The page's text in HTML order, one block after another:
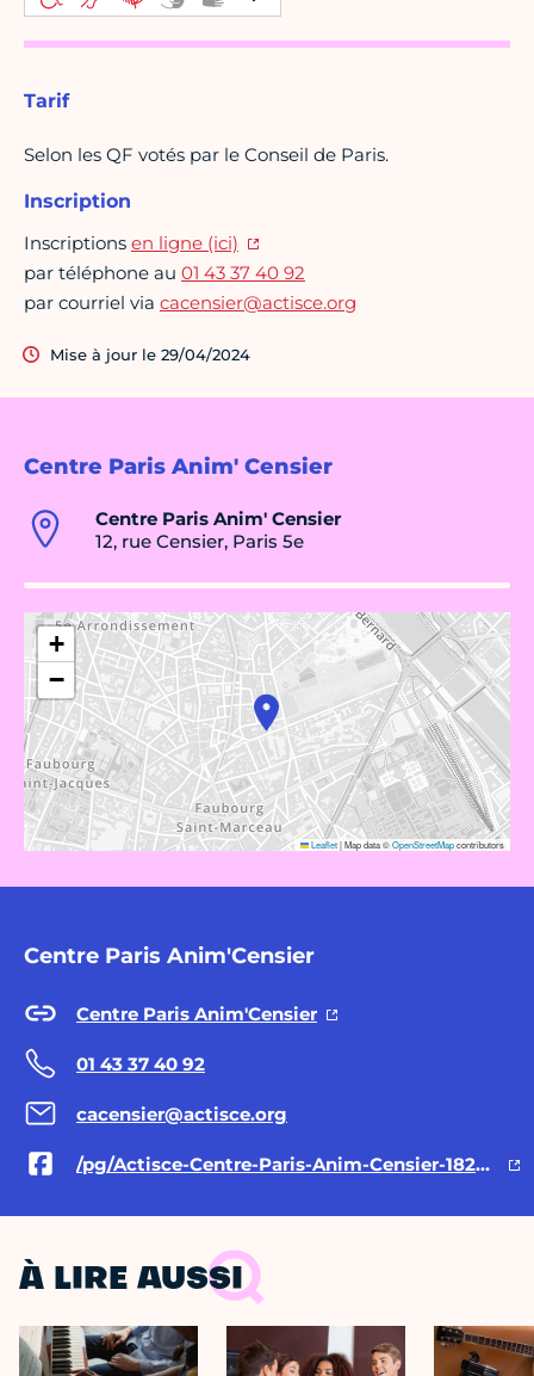
Centre Paris Anim' Censier
Centre Paris Anim' Censier
12, rue Censier, Paris 5e
+
−
Leaflet|Map data ©OpenStreetMapcontributors
Centre Paris Anim'Censier
Centre Paris Anim'Censier
01 43 37 40 92
cacensier@actisce.org
/pg/Actisce-Centre-Paris-Anim-Censier-182530205117234/posts/
Tarif
Selon les QF votés par le Conseil de Paris.
Inscription
Inscriptions en ligne (ici)
par téléphone au 01 43 37 40 92
par courriel via cacensier@actisce.org
Mise à jour le 29/04/2024
À LIRE AUSSI